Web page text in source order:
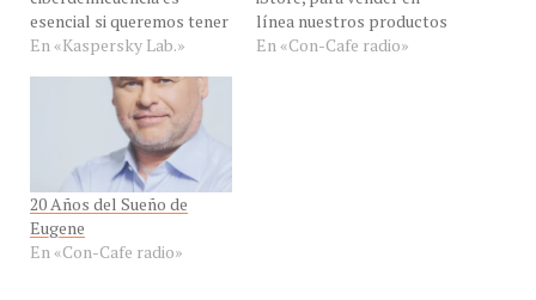
esencial si queremos tener
un mundo seguro en el
futuro. Las amenazas
cibernéticas están
creciendo en número y
sofisticación, por lo que es
de vital importancia para
el mundo entero estar
preparados para
ataques…
En «Kaspersky Lab.»
línea nuestros productos
en República Dominicana y
En «Con-Cafe radio»
20 Años del Sueño de
Eugene
En «Con-Cafe radio»